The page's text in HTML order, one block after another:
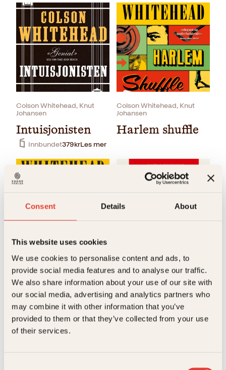
Consent Details About
This website uses cookies
We use cookies to personalise content and ads, to
provide social media features and to analyse our traffic.
We also share information about your use of our site with
our social media, advertising and analytics partners who
may combine it with other information that you’ve
provided to them or that they’ve collected from your use
of their services.
Innbundet 449 krKjøp
Colson Whitehead, Knut
Johansen
Intuisjonisten
Innbundet379krLes mer
Colson Whitehead, Knut
Johansen
Harlem shuffle
Pocket229krKjøp
Colson Whitehead
Harlem shuffle
Innbundet
429 krOpprinnelig
var:
429kr.
375krNåværende
er:
375kr.
Kjøp
Colson Whitehead
Nickel-guttene